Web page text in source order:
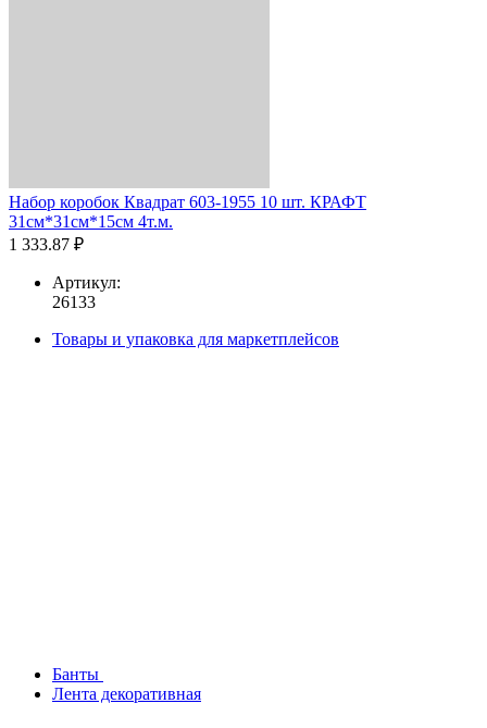
Набор коробок Квадрат 603-1955 10 шт. КРАФТ
31см*31см*15см 4т.м.
1 333.87 ₽
Артикул:
26133
Товары и упаковка для маркетплейсов
Банты
Лента декоративная